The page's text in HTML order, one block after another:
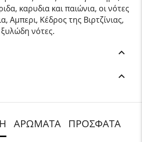
καρυδια και παιώνια, οι νότες
Αμπερι, Κέδρος της Βιρτζίνιας,
νότες.
ΑΡΩΜΑΤΑ ΠΡΟΣΦΑΤΑ